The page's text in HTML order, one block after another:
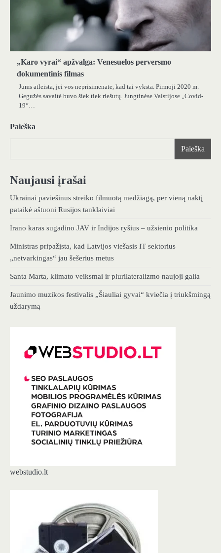
„Karo vyrai“ apžvalga: Venesuelos perversmo
dokumentinis filmas
Jums atleista, jei vos neprisimenate, kad tai vyksta. Pirmoji 2020 m.
Gegužės savaitė buvo šiek tiek riešutų. Jungtinėse Valstijose „Covid-
19“…
Paieška
Paieška
Naujausi įrašai
Ukrainai paviešinus streiko filmuotą medžiagą, per vieną naktį
pataikė aštuoni Rusijos tanklaiviai
Irano karas sugadino JAV ir Indijos ryšius – užsienio politika
Ministras pripažįsta, kad Latvijos viešasis IT sektorius
„netvarkingas“ jau šešerius metus
Santa Marta, klimato veiksmai ir plurilateralizmo naujoji galia
Jaunimo muzikos festivalis „Šiauliai gyvai“ kviečia į triukšmingą
uždarymą
webstudio.lt